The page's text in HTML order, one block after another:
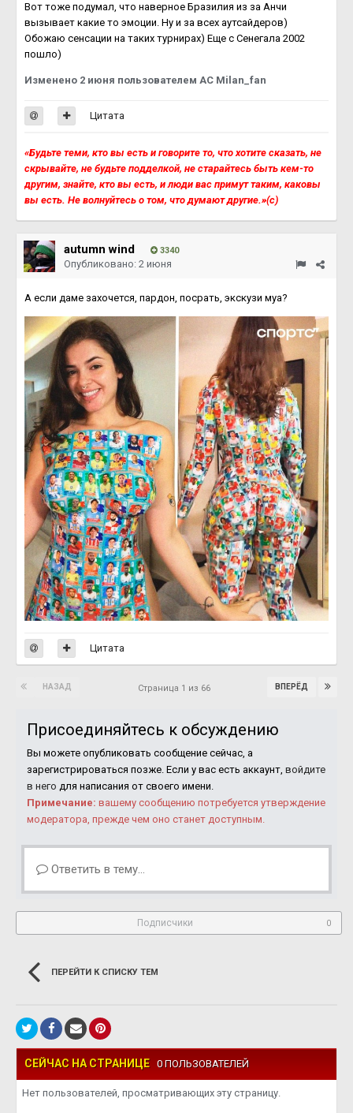
Вот тоже подумал, что наверное Бразилия из за Анчи
вызывает какие то эмоции. Ну и за всех аутсайдеров)
Обожаю сенсации на таких турнирах) Еще с Сенегала 2002
пошло)
Изменено 2 июня пользователем AC Milan_fan
Цитата
«Будьте теми, кто вы есть и говорите то, что хотите сказать, не
скрывайте, не будьте подделкой, не старайтесь быть кем-то
другим, знайте, кто вы есть, и люди вас примут таким, каковы
вы есть. Не волнуйтесь о том, что думают другие.»(с)
autumn wind 3340
Опубликовано: 2 июня
А если даме захочется, пардон, посрать, экскузи муа?
Цитата
НАЗАД ВПЕРЁД
Страница 1 из 66
Присоединяйтесь к обсуждению
Вы можете опубликовать сообщение сейчас, а
зарегистрироваться позже. Если у вас есть аккаунт, войдите
в него для написания от своего имени.
Примечание: вашему сообщению потребуется утверждение
модератора, прежде чем оно станет доступным.
Ответить в тему...
Подписчики 0
ПЕРЕЙТИ К СПИСКУ ТЕМ
СЕЙЧАС НА СТРАНИЦЕ 0 ПОЛЬЗОВАТЕЛЕЙ
Нет пользователей, просматривающих эту страницу.